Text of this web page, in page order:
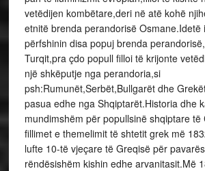
vetëdijen kombëtare,deri në atë kohë
etnitë brenda perandorisë Osmane.Idetë
përfshinin disa popuj brenda
Turqit,pra çdo popull filloi të krijonte
një shkëputje nga perandoria,si
psh:Rumunët,Serbët,Bullgarët dhe
pasua edhe nga Shqiptarët.Historia dhe
mundimshëm për popullsinë shqiptare të
fillimet e themelimit të shtetit grek më
lufte 10-të vjeçare të Greqisë për
rëndësishëm kishin edhe arvanitasit.Më